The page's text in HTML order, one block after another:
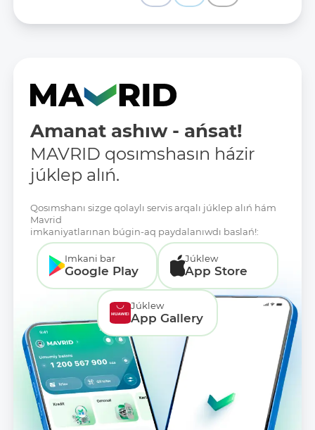
Amanat ashıw - ańsat!
MAVRID qosımshasın házir
júklep alıń.
Qosımshanı sizge qolaylı servis arqalı júklep alıń hám
Mavrid
imkaniyatlarınan búgin-aq paydalanıwdı baslań!:
Imkani bar
Google Play
Júklew
App Store
Júklew
App Gallery